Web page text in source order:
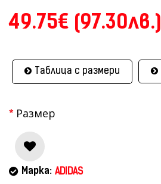
49.75€ (97.30лв.)
Таблица с размери
Размер
Марка: ADIDAS